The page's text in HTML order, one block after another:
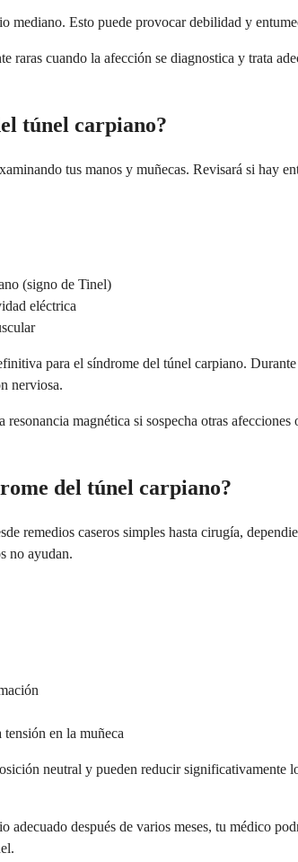
mediano. Esto puede provocar debilidad y
raras cuando la afección se diagnostica y trata
túnel carpiano?
tus manos y muñecas. Revisará si hay
(signo de Tinel)
eléctrica
para el síndrome del túnel carpiano.
nerviosa.
magnética si sospecha otras
del túnel carpiano?
remedios caseros simples hasta cirugía,
no ayudan.
en la muñeca
neutral y pueden reducir significativamente
adecuado después de varios meses, tu médico